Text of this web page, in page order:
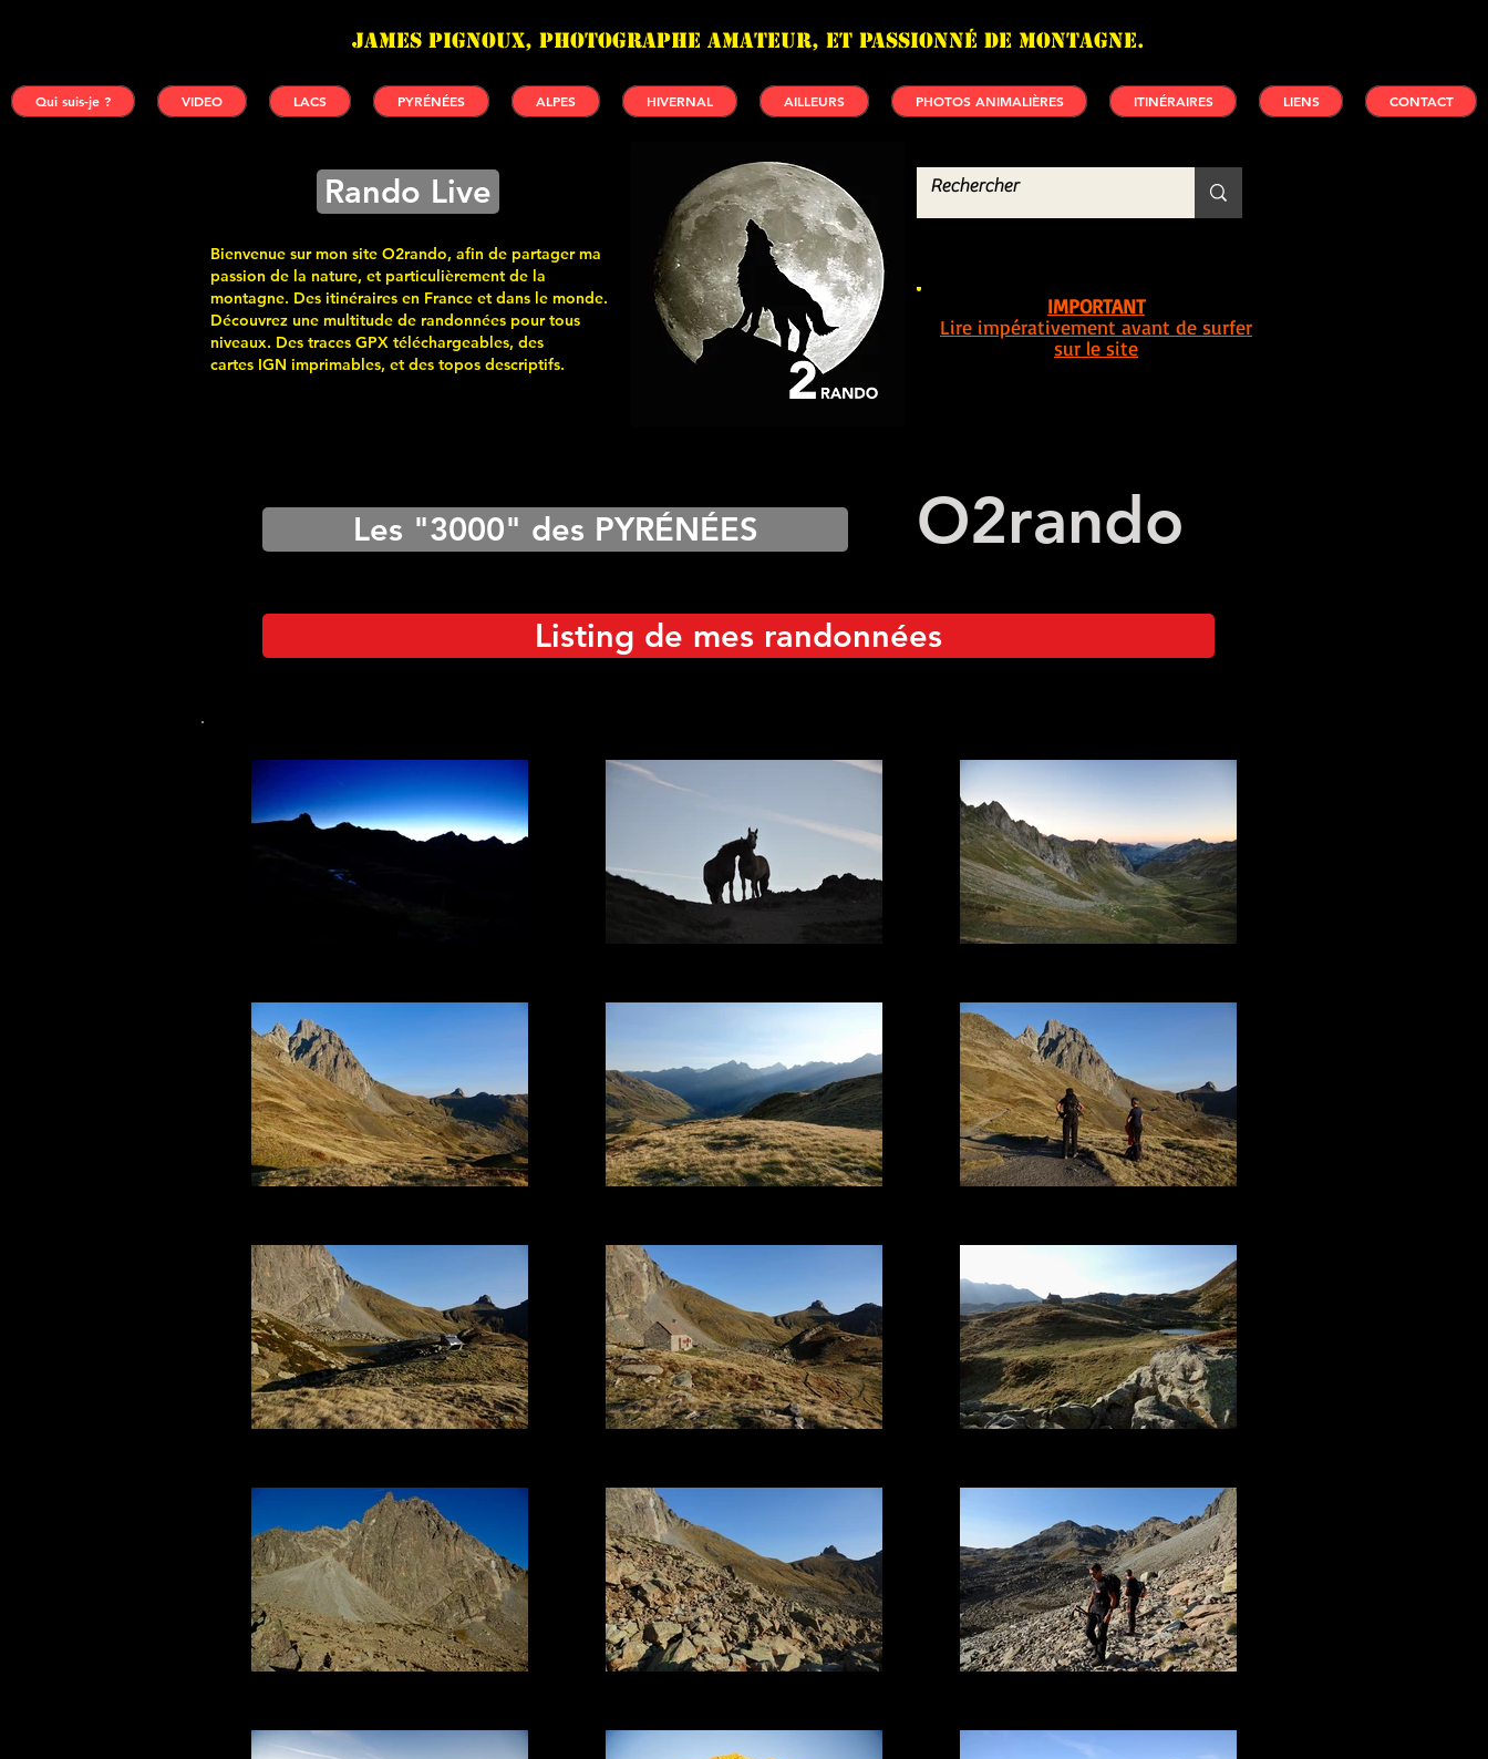
James PIGNOUX, photographe amateur, et passionné de montagne.
Qui suis-je ? VIDEO LACS PYRÉNÉES ALPES HIVERNAL AILLEURS PHOTOS ANIMALIÈRES ITINÉRAIRES LIENS CONTACT
Rando Live
Bienvenue sur mon site O2rando, afin de partager ma
passion de la nature, et particulièrement de la
montagne. Des itinéraires en France et dans le monde.
Découvrez une multitude de randonnées pour tous
niveaux. Des traces GPX téléchargeables, des
cartes IGN imprimables, et des topos descriptifs.
IMPORTANT
Lire impérativement avant de surfer
sur le site
Les "3000" des PYRÉNÉES O2rando
Listing de mes randonnées